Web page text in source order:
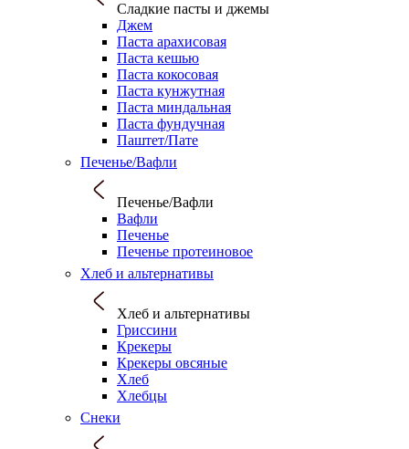
Сладкие пасты и джемы
Джем
Паста арахисовая
Паста кешью
Паста кокосовая
Паста кунжутная
Паста миндальная
Паста фундучная
Паштет/Пате
Печенье/Вафли
Печенье/Вафли
Вафли
Печенье
Печенье протеиновое
Хлеб и альтернативы
Хлеб и альтернативы
Гриссини
Крекеры
Крекеры овсяные
Хлеб
Хлебцы
Снеки